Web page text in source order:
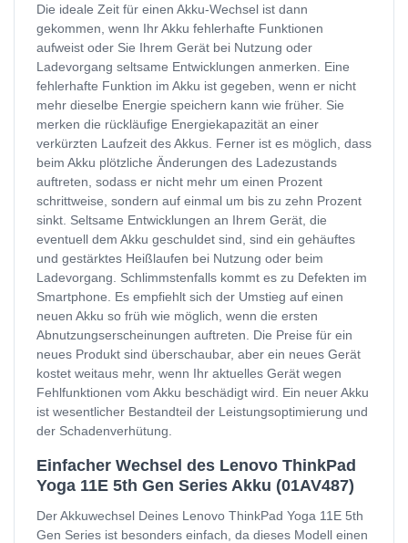
Die ideale Zeit für einen Akku-Wechsel ist dann
gekommen, wenn Ihr Akku fehlerhafte Funktionen
aufweist oder Sie Ihrem Gerät bei Nutzung oder
Ladevorgang seltsame Entwicklungen anmerken. Eine
fehlerhafte Funktion im Akku ist gegeben, wenn er nicht
mehr dieselbe Energie speichern kann wie früher. Sie
merken die rückläufige Energiekapazität an einer
verkürzten Laufzeit des Akkus. Ferner ist es möglich, dass
beim Akku plötzliche Änderungen des Ladezustands
auftreten, sodass er nicht mehr um einen Prozent
schrittweise, sondern auf einmal um bis zu zehn Prozent
sinkt. Seltsame Entwicklungen an Ihrem Gerät, die
eventuell dem Akku geschuldet sind, sind ein gehäuftes
und gestärktes Heißlaufen bei Nutzung oder beim
Ladevorgang. Schlimmstenfalls kommt es zu Defekten im
Smartphone. Es empfiehlt sich der Umstieg auf einen
neuen Akku so früh wie möglich, wenn die ersten
Abnutzungserscheinungen auftreten. Die Preise für ein
neues Produkt sind überschaubar, aber ein neues Gerät
kostet weitaus mehr, wenn Ihr aktuelles Gerät wegen
Fehlfunktionen vom Akku beschädigt wird. Ein neuer Akku
ist wesentlicher Bestandteil der Leistungsoptimierung und
der Schadenverhütung.
Einfacher Wechsel des Lenovo ThinkPad
Yoga 11E 5th Gen Series Akku (01AV487)
Der Akkuwechsel Deines Lenovo ThinkPad Yoga 11E 5th
Gen Series ist besonders einfach, da dieses Modell einen